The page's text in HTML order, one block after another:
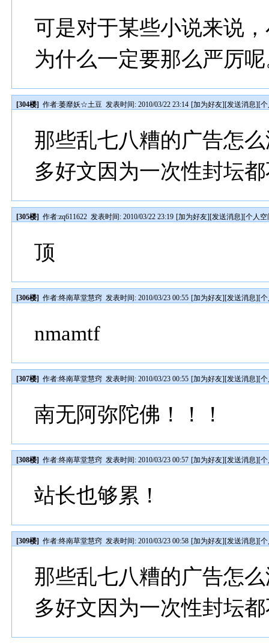
可是对于某些小说来说
为什么一定要那么严厉
[304楼] 作者:萎靡妖☆土豆 发表时间: 2010/03/22 23:14 [加为好友][发送消息][
那些乱七八糟的广告怎
多好文因为一次性封坛
[305楼] 作者:zq611622 发表时间: 2010/03/22 23:19 [加为好友][发送消息][个人空
顶
[306楼] 作者:终南草堂慧窍 发表时间: 2010/03/23 00:55 [加为好友][发送消息][
nmamtf
[307楼] 作者:终南草堂慧窍 发表时间: 2010/03/23 00:55 [加为好友][发送消息][
南无阿弥陀佛！！！
[308楼] 作者:终南草堂慧窍 发表时间: 2010/03/23 00:57 [加为好友][发送消息][
站长也够累！
[309楼] 作者:终南草堂慧窍 发表时间: 2010/03/23 00:58 [加为好友][发送消息][
那些乱七八糟的广告怎
多好文因为一次性封坛